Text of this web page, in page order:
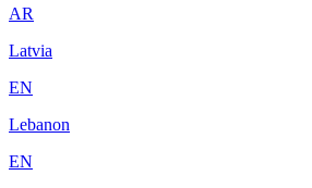
AR
Latvia
EN
Lebanon
EN